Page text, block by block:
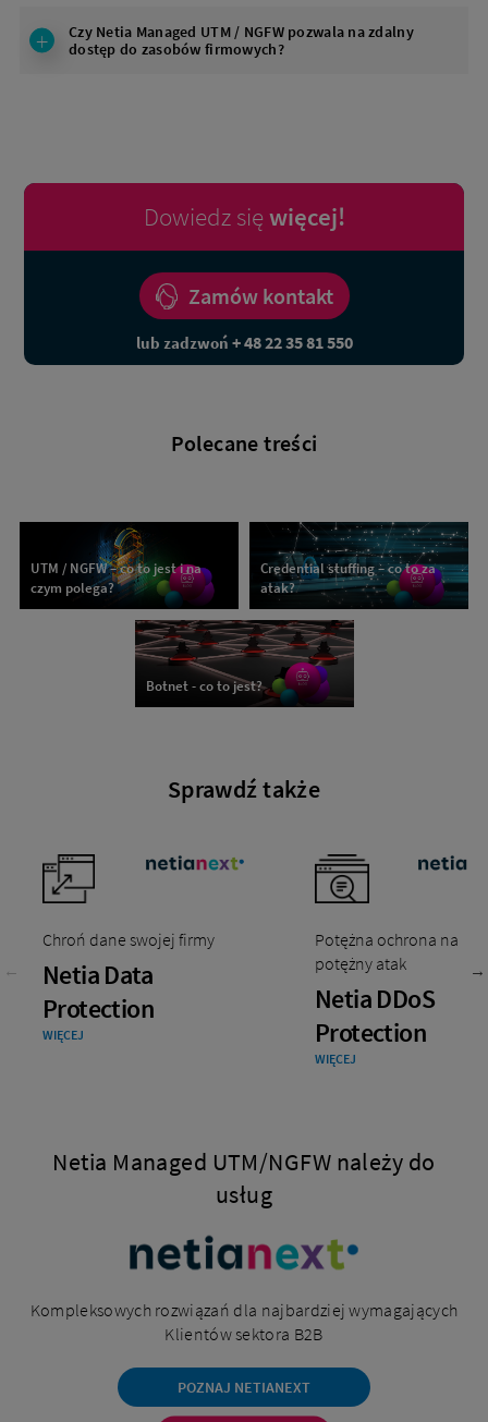
Czy Netia Managed UTM / NGFW pozwala na zdalny
dostęp do zasobów firmowych?
Dowiedz sięwięcej!
Zamów kontakt
lub zadzwoń + 48 22 35 81 550
Polecane treści
UTM / NGFW – co to jest i na
czym polega?
Credential stuffing – co to za
atak?
Botnet - co to jest?
Sprawdź także
Chroń dane swojej firmy
Netia Data
Protection
WIĘCEJ
Potężna ochrona na
potężny atak
Netia DDoS
Protection
WIĘCEJ
Netia Managed UTM/NGFW należy do
usług
Kompleksowych rozwiązań dla najbardziej wymagających
Klientów sektora B2B
POZNAJ NETIANEXT